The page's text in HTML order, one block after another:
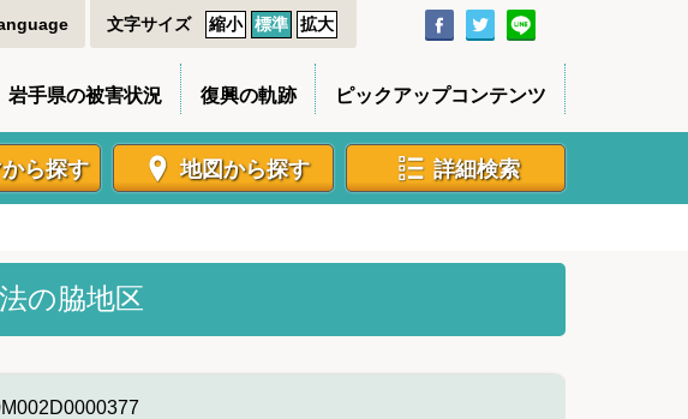
文字サイズ 縮小 標準 拡大
岩手県の被害状況 復興の軌跡 ピックアップコンテンツ
ら探す 地図から探す 詳細検索
の脇地区